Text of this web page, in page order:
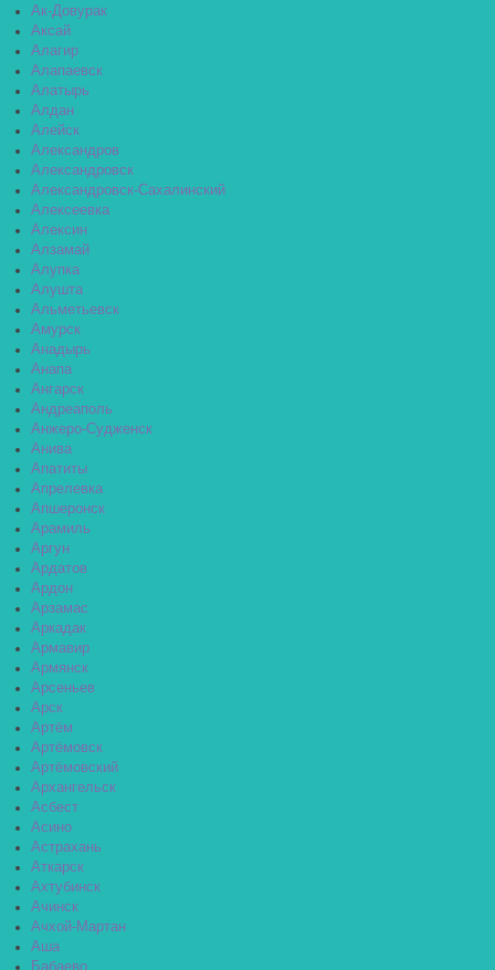
Ак-Довурак
Аксай
Алагир
Алапаевск
Алатырь
Алдан
Алейск
Александров
Александровск
Александровск-Сахалинский
Алексеевка
Алексин
Алзамай
Алупка
Алушта
Альметьевск
Амурск
Анадырь
Анапа
Ангарск
Андреаполь
Анжеро-Судженск
Анива
Апатиты
Апрелевка
Апшеронск
Арамиль
Аргун
Ардатов
Ардон
Арзамас
Аркадак
Армавир
Армянск
Арсеньев
Арск
Артём
Артёмовск
Артёмовский
Архангельск
Асбест
Асино
Астрахань
Аткарск
Ахтубинск
Ачинск
Ачхой-Мартан
Аша
Бабаево